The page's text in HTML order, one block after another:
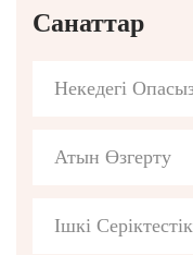
Санаттар
Некедегі
Атын Өзгерту
Ішкі